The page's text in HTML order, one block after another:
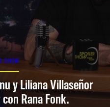
SHOW
y Liliana Villaseñor
Rana Fonk.